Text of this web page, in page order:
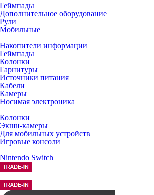
Геймпады
Дополнительное оборудование
Рули
Мобильные
Накопители информации
Геймпады
Колонки
Гарнитуры
Источники питания
Кабели
Камеры
Носимая электроника
Колонки
Экшн-камеры
Для мобильных устройств
Игровые консоли
Nintendo Switch